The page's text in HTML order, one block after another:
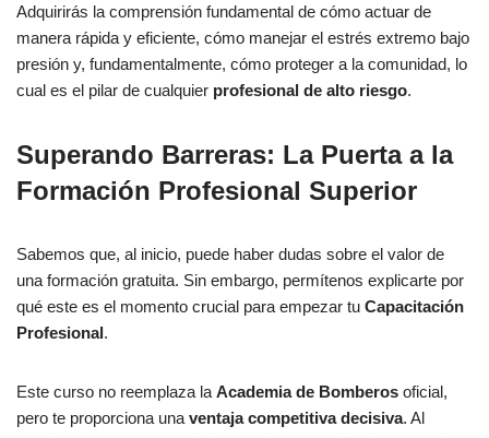
Adquirirás la comprensión fundamental de cómo actuar de
manera rápida y eficiente, cómo manejar el estrés extremo bajo
presión y, fundamentalmente, cómo proteger a la comunidad, lo
cual es el pilar de cualquier profesional de alto riesgo.
Superando Barreras: La Puerta a la
Formación Profesional Superior
Sabemos que, al inicio, puede haber dudas sobre el valor de
una formación gratuita. Sin embargo, permítenos explicarte por
qué este es el momento crucial para empezar tu Capacitación
Profesional.
Este curso no reemplaza la Academia de Bomberos oficial,
pero te proporciona una ventaja competitiva decisiva. Al